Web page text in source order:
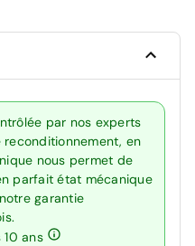
par nos experts
reconditionnement, en
nous permet de
parfait état mécanique
garantie
ans